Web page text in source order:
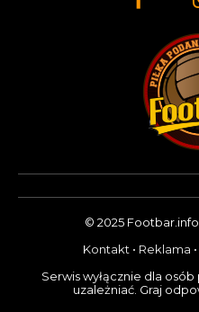
© 2025
Kontakt • Reklama •
Serwis wyłącznie dla
uzależniać. Graj